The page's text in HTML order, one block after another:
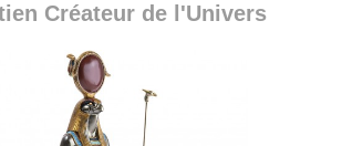
Créateur de l'Univers